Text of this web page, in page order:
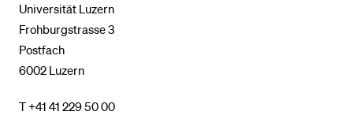
Universität Luzern
Frohburgstrasse 3
Postfach
6002 Luzern
T +41 41 229 50 00